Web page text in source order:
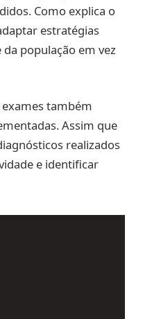
Como explica o
estratégias
população em vez
também
Assim que
realizados
e identificar